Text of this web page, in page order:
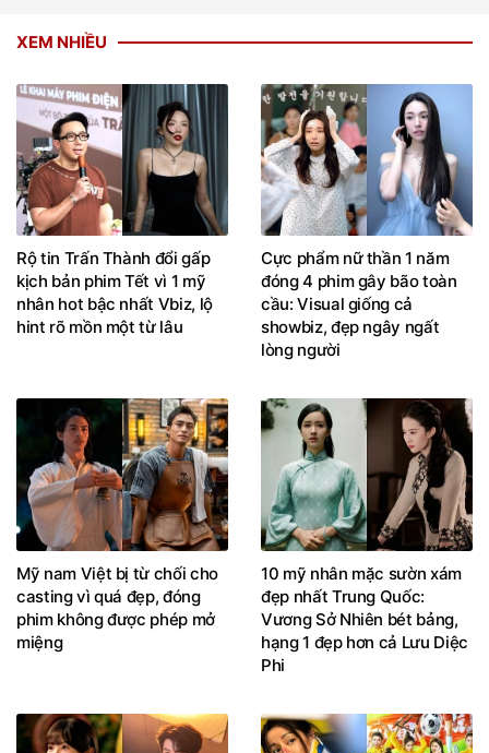
XEM NHIỀU
Rộ tin Trấn Thành đổi gấp
kịch bản phim Tết vì 1 mỹ
nhân hot bậc nhất Vbiz, lộ
hint rõ mồn một từ lâu
Cực phẩm nữ thần 1 năm
đóng 4 phim gây bão toàn
cầu: Visual giống cả
showbiz, đẹp ngây ngất
lòng người
Mỹ nam Việt bị từ chối cho
casting vì quá đẹp, đóng
phim không được phép mở
miệng
10 mỹ nhân mặc sườn xám
đẹp nhất Trung Quốc:
Vương Sở Nhiên bét bảng,
hạng 1 đẹp hơn cả Lưu Diệc
Phi